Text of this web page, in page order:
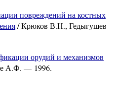
повреждений на костных
/ Крюков В.Н., Гедыгушев
орудий и механизмов
А.Ф. — 1996.